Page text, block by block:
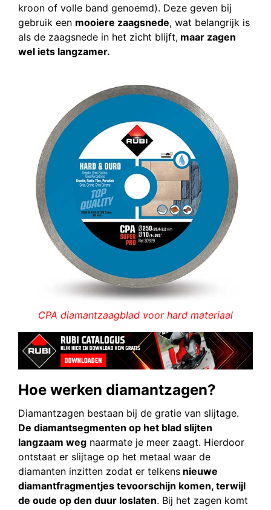
kroon of volle band genoemd). Deze geven bij
gebruik een mooiere zaagsnede, wat belangrijk is
als de zaagsnede in het zicht blijft, maar zagen
wel iets langzamer.
CPA diamantzaagblad voor hard materiaal
Hoe werken diamantzagen?
Diamantzagen bestaan bij de gratie van slijtage.
De diamantsegmenten op het blad slijten
langzaam weg naarmate je meer zaagt. Hierdoor
ontstaat er slijtage op het metaal waar de
diamanten inzitten zodat er telkens nieuwe
diamantfragmentjes tevoorschijn komen, terwijl
de oude op den duur loslaten. Bij het zagen komt